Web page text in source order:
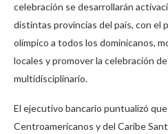
celebración se desarrollarán
distintas provincias del país, con el
olímpico a todos los dominicanos,
locales y promover la celebración
multidisciplinario.
El ejecutivo bancario puntualizó
Centroamericanos y del Caribe